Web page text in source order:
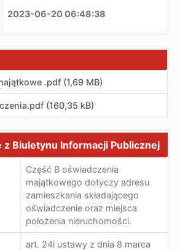
2023-06-20 06:48:38
.pdf (1,69 MB)
(160,35 kB)
Biuletynu Informacji Publicznej
z Biuletynu Informacji Publicznej
Część B oświadczenia
majątkowego dotyczy adresu
zamieszkania składającego
oświadczenie oraz miejsca
położenia nieruchomości.
art. 24i ustawy z dnia 8 marca